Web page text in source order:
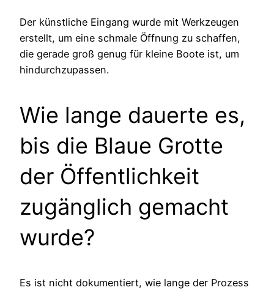
Der künstliche Eingang wurde mit Werkzeugen
erstellt, um eine schmale Öffnung zu schaffen,
die gerade groß genug für kleine Boote ist, um
hindurchzupassen.
Wie lange dauerte es,
bis die Blaue Grotte
der Öffentlichkeit
zugänglich gemacht
wurde?
Es ist nicht dokumentiert, wie lange der Prozess